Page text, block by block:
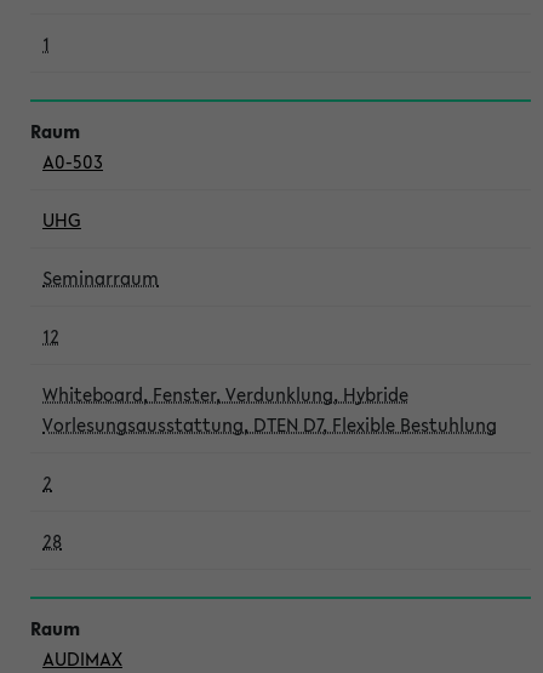
1
A0-503
UHG
Seminarraum
12
Whiteboard, Fenster, Verdunklung, Hybride
Vorlesungsausstattung, DTEN D7, Flexible Bestuhlung
2
28
AUDIMAX